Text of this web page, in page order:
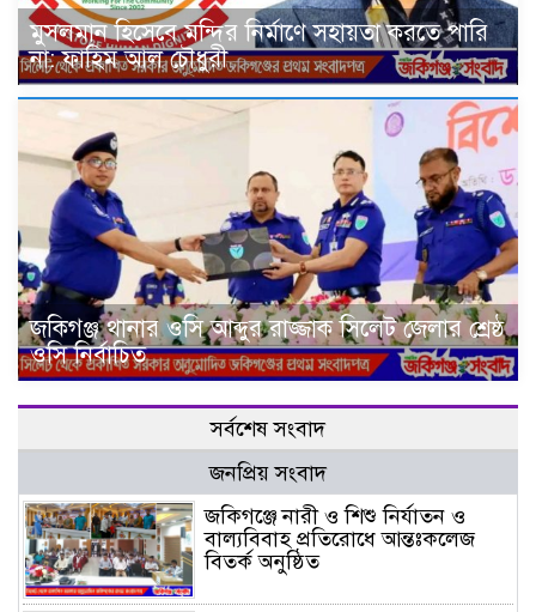
মুসলমান হিসেবে মন্দির নির্মাণে সহায়তা করতে পারি
না: ফাহিম আল চৌধুরী
জকিগঞ্জ থানার ওসি আব্দুর রাজ্জাক সিলেট জেলার শ্রেষ্ঠ
ওসি নির্বাচিত
সর্বশেষ সংবাদ
জনপ্রিয় সংবাদ
জকিগঞ্জে নারী ও শিশু নির্যাতন ও
বাল্যবিবাহ প্রতিরোধে আন্তঃকলেজ
বিতর্ক অনুষ্ঠিত